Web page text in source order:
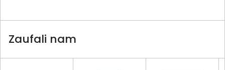
Zaufali nam